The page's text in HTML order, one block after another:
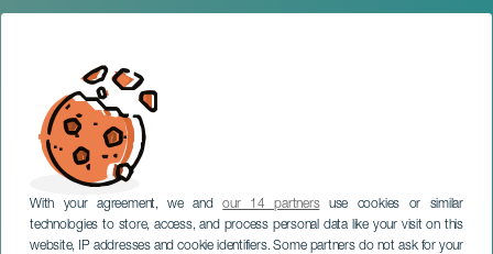
With your agreement, we andour 14 partnersuse cookies or similar
technologies to store, access, and process personal data like your visit on this
website, IP addresses and cookie identifiers. Some partners do not ask for your